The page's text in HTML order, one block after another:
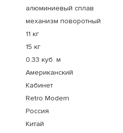
алюминиевый сплав
механизм поворотный
11 кг
15 кг
0.33 куб. м
Американский
Кабинет
Retro Modern
Россия
Китай